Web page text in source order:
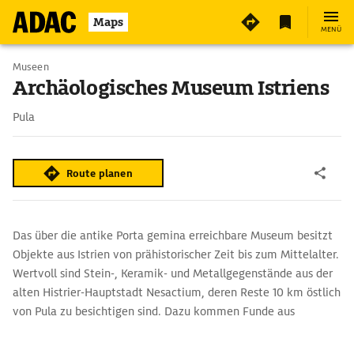
Maps MENÜ
Museen
Archäologisches Museum Istriens
Pula
Route planen
Das über die antike Porta gemina erreichbare Museum besitzt
Objekte aus Istrien von prähistorischer Zeit bis zum Mittelalter.
Wertvoll sind Stein-, Keramik- und Metallgegenstände aus der
alten Histrier-Hauptstadt Nesactium, deren Reste 10 km östlich
von Pula zu besichtigen sind. Dazu kommen Funde aus